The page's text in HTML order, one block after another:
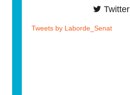
Twitter
Tweets by Laborde_Senat